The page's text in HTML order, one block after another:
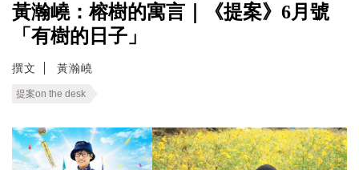
黃瀚嶢：榕樹的寓言｜《提案》6月號
「有樹的日子」
撰文 黃瀚嶢
提案on the desk